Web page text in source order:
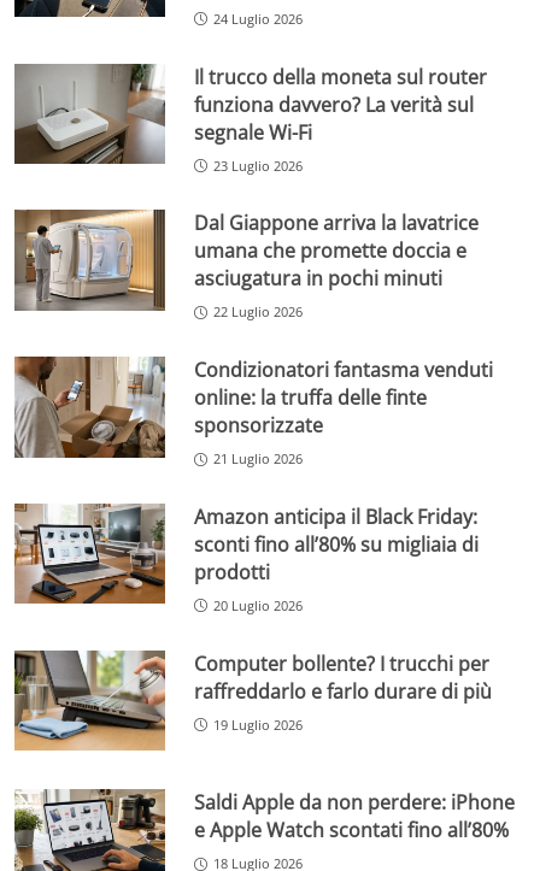
24 Luglio 2026
Il trucco della moneta sul router
funziona davvero? La verità sul
segnale Wi-Fi
23 Luglio 2026
Dal Giappone arriva la lavatrice
umana che promette doccia e
asciugatura in pochi minuti
22 Luglio 2026
Condizionatori fantasma venduti
online: la truffa delle finte
sponsorizzate
21 Luglio 2026
Amazon anticipa il Black Friday:
sconti fino all’80% su migliaia di
prodotti
20 Luglio 2026
Computer bollente? I trucchi per
raffreddarlo e farlo durare di più
19 Luglio 2026
Saldi Apple da non perdere: iPhone
e Apple Watch scontati fino all’80%
18 Luglio 2026